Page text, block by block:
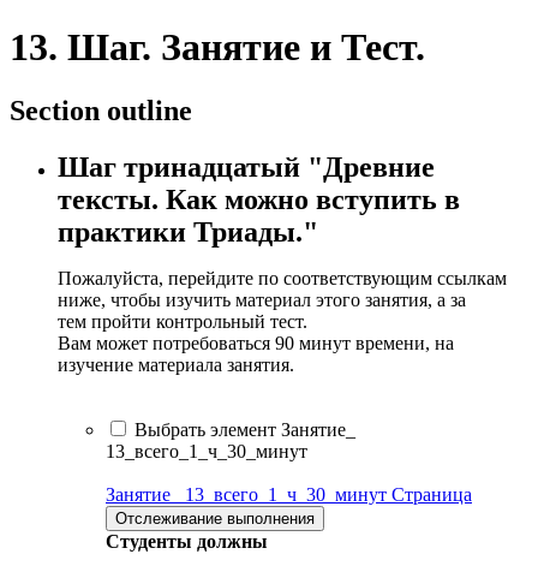
13. Шаг. Занятие и Тест.
Section outline
Шаг тринадцатый "Древние
тексты. Как можно вступить в
практики Триады."
Пожалуйста, перейдите по соответствующим ссылкам
ниже, чтобы изучить материал этого занятия, а за
тем пройти контрольный тест.
Вам может потребоваться 90 минут времени, на
изучение материала занятия.
Выбрать элемент Занятие_
13_всего_1_ч_30_минут
Занятие_ 13_всего_1_ч_30_минут Страница
Отслеживание выполнения
Студенты должны